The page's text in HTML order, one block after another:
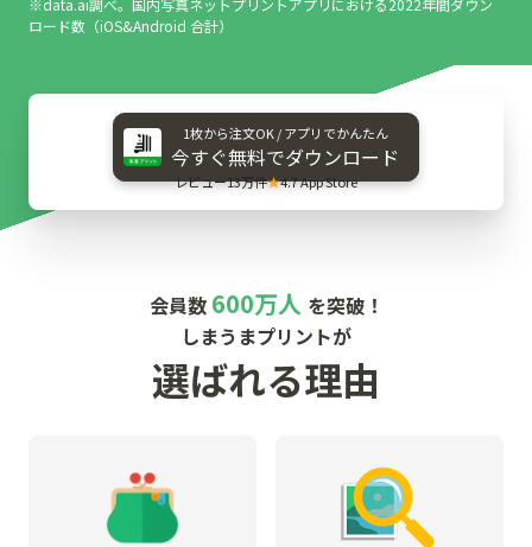
※data.ai調べ。国内写真ネットプリントアプリにおける2022年間ダウン
ロード数（iOS&Android 合計）
1枚から​注文OK / アプリで​かんたん
今すぐ​無料で​ダウンロード
レビュー13万件★4.7 App Store
会員数 600万人 を突破！
しまうまプリントが
選ばれる理由